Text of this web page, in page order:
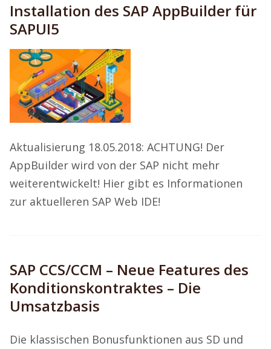
Installation des SAP AppBuilder für
SAPUI5
Aktualisierung 18.05.2018: ACHTUNG! Der
AppBuilder wird von der SAP nicht mehr
weiterentwickelt! Hier gibt es Informationen
zur aktuelleren SAP Web IDE!
SAP CCS/CCM – Neue Features des
Konditionskontraktes – Die
Umsatzbasis
Die klassischen Bonusfunktionen aus SD und